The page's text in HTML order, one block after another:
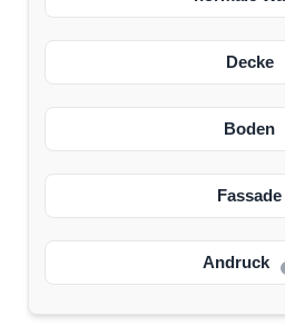
Decke
Boden
Fassade
Andruck